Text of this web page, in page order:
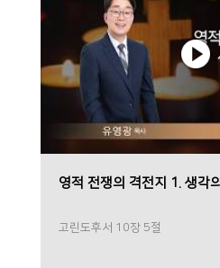
영적 전쟁의 격전지 1. 생각
고린도후서 10장 5절